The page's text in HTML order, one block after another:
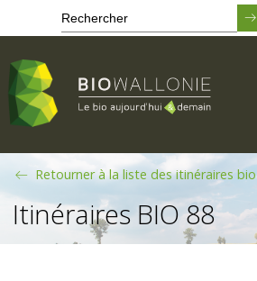
contenu
principal
Itinéraires BIO 88
Retourner à la liste des itinéraires bio